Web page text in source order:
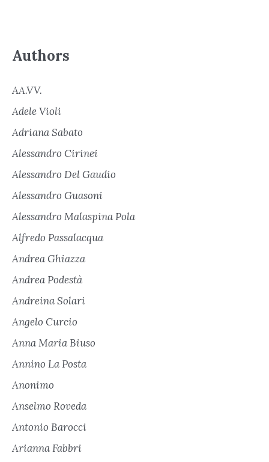
Authors
AA.VV.
Adele Violi
Adriana Sabato
Alessandro Cirinei
Alessandro Del Gaudio
Alessandro Guasoni
Alessandro Malaspina Pola
Alfredo Passalacqua
Andrea Ghiazza
Andrea Podestà
Andreina Solari
Angelo Curcio
Anna Maria Biuso
Annino La Posta
Anonimo
Anselmo Roveda
Antonio Barocci
Arianna Fabbri